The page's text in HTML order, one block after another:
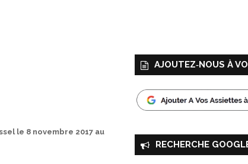
le 8 novembre 2017 au
AJOUTEZ‑NOUS À
RECHERCHE